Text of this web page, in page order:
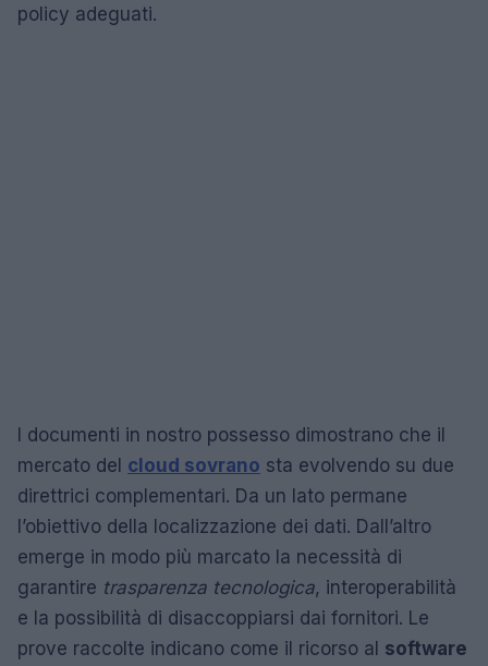
policy adeguati.
I documenti in nostro possesso dimostrano che il
mercato del cloud sovrano sta evolvendo su due
direttrici complementari. Da un lato permane
l’obiettivo della localizzazione dei dati. Dall’altro
emerge in modo più marcato la necessità di
garantire trasparenza tecnologica, interoperabilità
e la possibilità di disaccoppiarsi dai fornitori. Le
prove raccolte indicano come il ricorso al software